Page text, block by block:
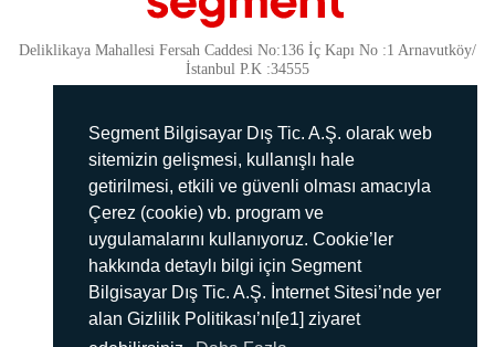
Segment Bilgisayar Dış Tic. A.Ş. olarak web
sitemizin gelişmesi, kullanışlı hale
getirilmesi, etkili ve güvenli olması amacıyla
Çerez (cookie) vb. program ve
uygulamalarını kullanıyoruz. Cookie’ler
hakkında detaylı bilgi için Segment
Bilgisayar Dış Tic. A.Ş. İnternet Sitesi’nde yer
alan Gizlilik Politikası’nı[e1] ziyaret
Deliklikaya Mahallesi Fersah Caddesi No:136 İç Kapı No :1 Arnavutköy/
İstanbul P.K :34555
Güvenlik
KVKK Politikamız
Gizlilik Politikamız
Aydınlatma Metni
İmha Politikası
444 78 99
info@segment.com.tr